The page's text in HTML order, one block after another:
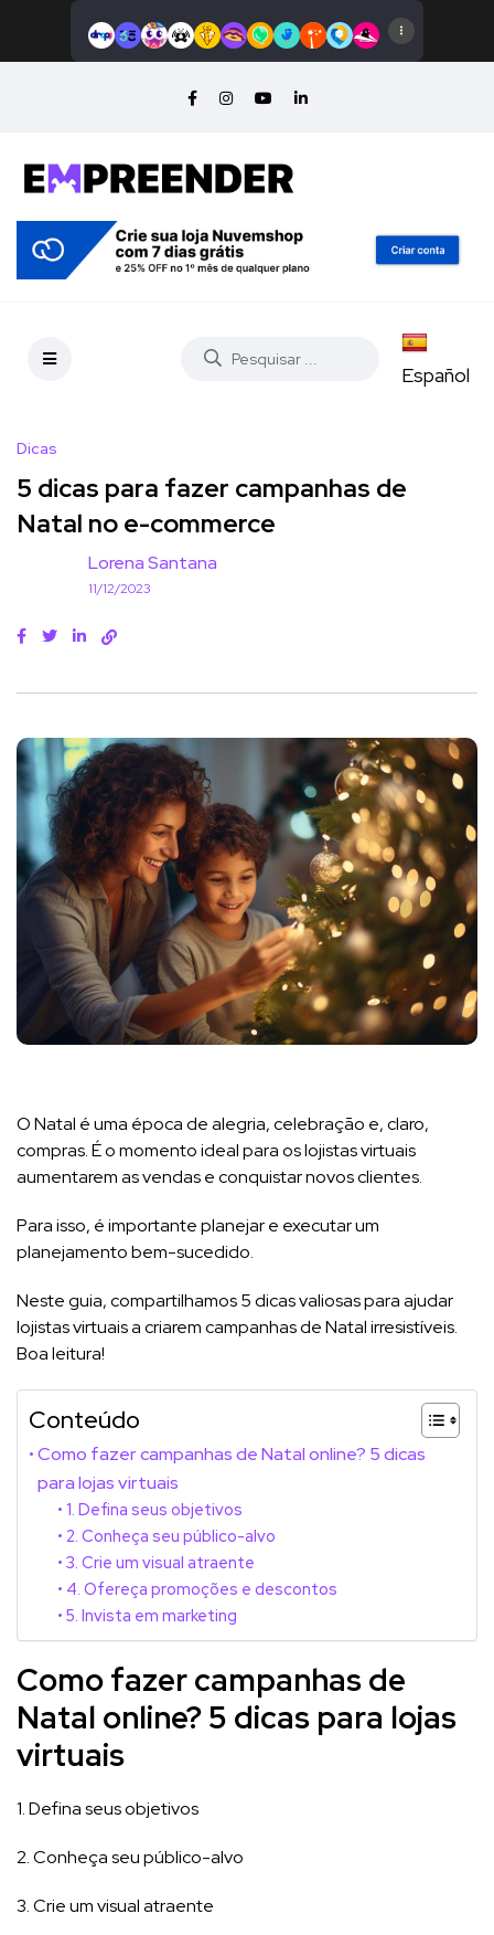
Español
Dicas
5 dicas para fazer campanhas de
Natal no e-commerce
Lorena Santana
11/12/2023
O Natal é uma época de alegria, celebração e, claro,
compras. É o momento ideal para os lojistas virtuais
aumentarem as vendas e conquistar novos clientes.
Para isso, é importante planejar e executar um
planejamento bem-sucedido.
Neste guia, compartilhamos 5 dicas valiosas para ajudar
lojistas virtuais a criarem campanhas de Natal irresistíveis.
Boa leitura!
Conteúdo
Como fazer campanhas de Natal online? 5 dicas
para lojas virtuais
1. Defina seus objetivos
2. Conheça seu público-alvo
3. Crie um visual atraente
4. Ofereça promoções e descontos
5. Invista em marketing
Como fazer campanhas de
Natal online? 5 dicas para lojas
virtuais
1. Defina seus objetivos
2. Conheça seu público-alvo
3. Crie um visual atraente